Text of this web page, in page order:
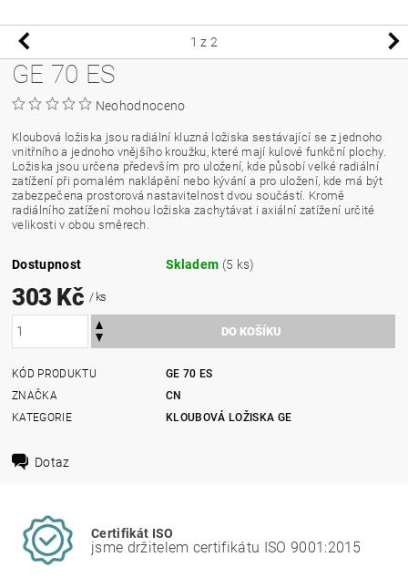
1 z 2
GE 70 ES
Neohodnoceno
Kloubová ložiska jsou radiální kluzná ložiska sestávající se z jednoho
vnitřního a jednoho vnějšího kroužku, které mají kulové funkční plochy.
Ložiska jsou určena především pro uložení, kde působí velké radiální
zatížení při pomalém naklápění nebo kývání a pro uložení, kde má být
zabezpečena prostorová nastavitelnost dvou součástí. Kromě
radiálního zatížení mohou ložiska zachytávat i axiální zatížení určité
velikosti v obou směrech.
Dostupnost Skladem (5 ks)
303 Kč / ks
KÓD PRODUKTU
GE 70 ES
ZNAČKA
CN
KATEGORIE
KLOUBOVÁ LOŽISKA GE
Dotaz
Certifikát ISO
jsme držitelem certifikátu ISO 9001:2015